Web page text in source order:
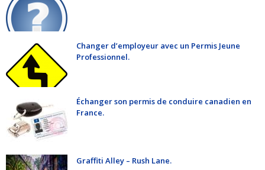
Changer d’employeur avec un Permis Jeune
Professionnel.
Échanger son permis de conduire canadien en
France.
Graffiti Alley – Rush Lane.